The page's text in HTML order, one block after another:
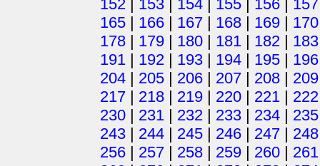
152 | 153 | 154 | 155 | 156 | 157
165 | 166 | 167 | 168 | 169 | 170
178 | 179 | 180 | 181 | 182 | 183
191 | 192 | 193 | 194 | 195 | 196
204 | 205 | 206 | 207 | 208 | 209
217 | 218 | 219 | 220 | 221 | 222
230 | 231 | 232 | 233 | 234 | 235
243 | 244 | 245 | 246 | 247 | 248
256 | 257 | 258 | 259 | 260 | 261